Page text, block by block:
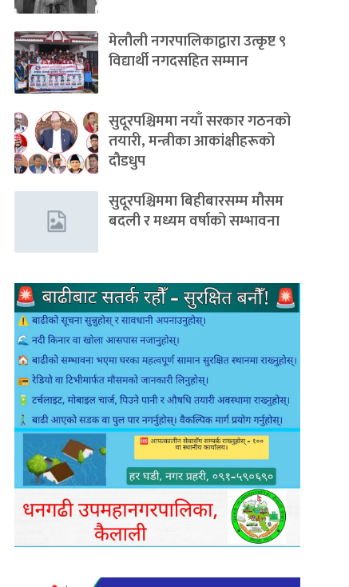
मेलौली नगरपालिकाद्वारा उत्कृष्ट ९
विद्यार्थी नगदसहित सम्मान
सुदूरपश्चिममा नयाँ सरकार गठनको
तयारी, मन्त्रीका आकांक्षीहरूको
दौडधुप
सुदूरपश्चिममा बिहीबारसम्म मौसम
बदली र मध्यम वर्षाको सम्भावना